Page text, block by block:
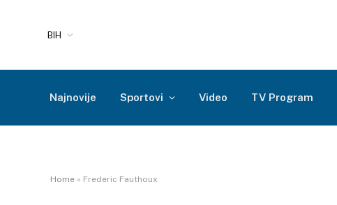
BIH
Najnovije Sportovi Video TV Program
Home » Frederic Fauthoux